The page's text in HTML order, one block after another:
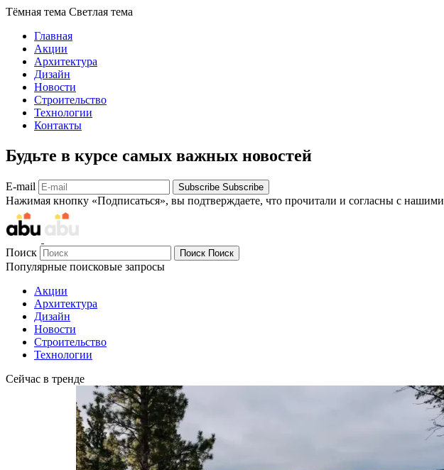
Тёмная тема Светлая тема
Главная
Акции
Архитектура
Дизайн
Новости
Строительство
Технологии
Контакты
Будьте в курсе самых важных новостей
E-mail Subscribe Subscribe
Нажимая кнопку «Подписаться», вы подтверждаете, что прочитали и согласны с нашими
Поиск Поиск Поиск
Популярные поисковые запросы
Акции
Архитектура
Дизайн
Новости
Строительство
Технологии
Сейчас в тренде